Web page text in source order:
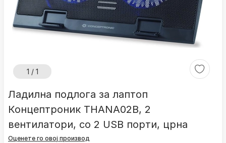
1 / 1
Ладилна подлога за лаптоп
Концептроник THANA02B, 2
вентилатори, со 2 USB порти, црна
Оценете го овој производ